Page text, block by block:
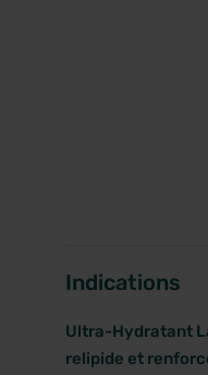
Indications
Ultra-Hydratant
relipide et